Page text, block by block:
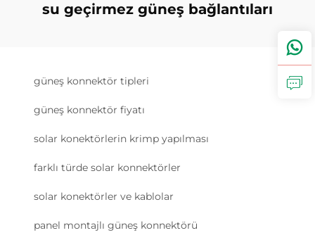
su geçirmez güneş bağlantıları
güneş konnektör tipleri
güneş konnektör fiyatı
solar konektörlerin krimp yapılması
farklı türde solar konnektörler
solar konektörler ve kablolar
panel montajlı güneş konnektörü